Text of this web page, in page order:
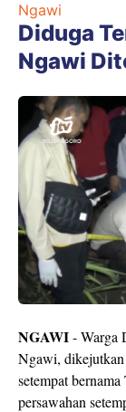
Ngawi
Diduga
Ngawi
NGAWI- Warga
Ngawi, dikejutkan
setempat
persawahan